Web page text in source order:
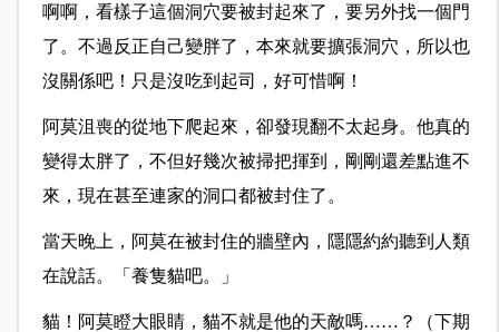
啊啊，看樣子這個洞穴要被封起來了，要另外找一個門
了。不過反正自己變胖了，本來就要擴張洞穴，所以也
沒關係吧！只是沒吃到起司，好可惜啊！
阿莫沮喪的從地下爬起來，卻發現翻不太起身。他真的
變得太胖了，不但好幾次被掃把揮到，剛剛還差點進不
來，現在甚至連家的洞口都被封住了。
當天晚上，阿莫在被封住的牆壁內，隱隱約約聽到人類
在說話。「養隻貓吧。」
貓！阿莫瞪大眼睛，貓不就是他的天敵嗎……？（下期